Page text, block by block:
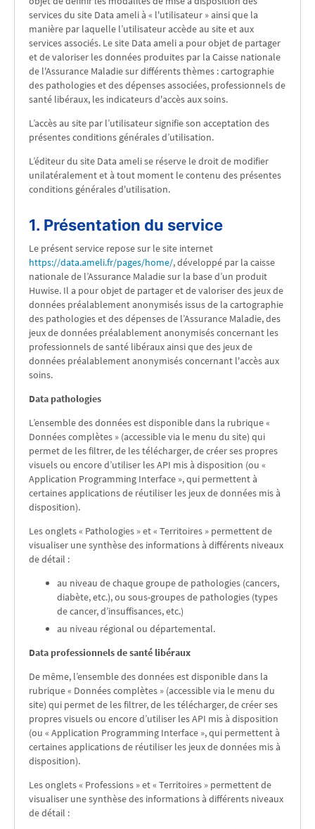
services du site Data ameli à « l'utilisateur » ainsi que la
manière par laquelle l’utilisateur accède au site et aux
services associés. Le site Data ameli a pour objet de partager
et de valoriser les données produites par la Caisse nationale
de l'Assurance Maladie sur différents thèmes : cartographie
des pathologies et des dépenses associées, professionnels de
santé libéraux, les indicateurs d'accès aux soins.
L’accès au site par l’utilisateur signifie son acceptation des
présentes conditions générales d’utilisation.
L’éditeur du site Data ameli se réserve le droit de modifier
unilatéralement et à tout moment le contenu des présentes
conditions générales d'utilisation.
1. Présentation du service
Le présent service repose sur le site internet
https://data.ameli.fr/pages/home/, développé par la caisse
nationale de l’Assurance Maladie sur la base d’un produit
Huwise. Il a pour objet de partager et de valoriser des jeux de
données préalablement anonymisés issus de la cartographie
des pathologies et des dépenses de l’Assurance Maladie, des
jeux de données préalablement anonymisés concernant les
professionnels de santé libéraux ainsi que des jeux de
données préalablement anonymisés concernant l'accès aux
soins.
Data pathologies
L’ensemble des données est disponible dans la rubrique «
Données complètes » (accessible via le menu du site) qui
permet de les filtrer, de les télécharger, de créer ses propres
visuels ou encore d’utiliser les API mis à disposition (ou «
Application Programming Interface », qui permettent à
certaines applications de réutiliser les jeux de données mis à
disposition).
Les onglets « Pathologies » et « Territoires » permettent de
visualiser une synthèse des informations à différents niveaux
de détail :
au niveau de chaque groupe de pathologies (cancers,
diabète, etc.), ou sous-groupes de pathologies (types
de cancer, d’insuffisances, etc.)
au niveau régional ou départemental.
Data professionnels de santé libéraux
De même, l’ensemble des données est disponible dans la
rubrique « Données complètes » (accessible via le menu du
site) qui permet de les filtrer, de les télécharger, de créer ses
propres visuels ou encore d’utiliser les API mis à disposition
(ou « Application Programming Interface », qui permettent à
certaines applications de réutiliser les jeux de données mis à
disposition).
Les onglets « Professions » et « Territoires » permettent de
visualiser une synthèse des informations à différents niveaux
de détail :